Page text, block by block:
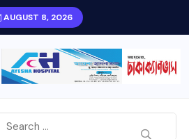
AUGUST 8, 2026